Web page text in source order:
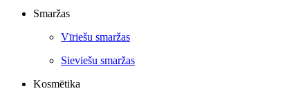
Smaržas
Vīriešu smaržas
Sieviešu smaržas
Kosmētika